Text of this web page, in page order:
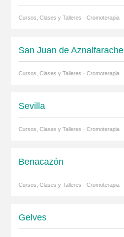
Cursos, Clases y Talleres · Cromoterapia
San Juan de Aznalfarache
Cursos, Clases y Talleres · Cromoterapia
Sevilla
Cursos, Clases y Talleres · Cromoterapia
Benacazón
Cursos, Clases y Talleres · Cromoterapia
Gelves